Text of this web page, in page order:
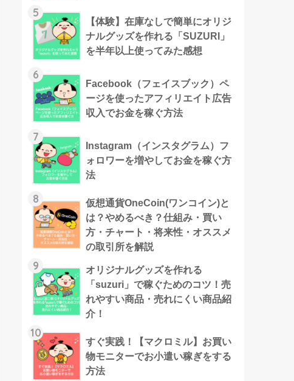
5
【体験】在庫なしで簡単にオリジ
ナルグッズを作れる「SUZURI」
を半年以上使ってみた感想
6
Facebook（フェイスブック）ペ
ージを使ったアフィリエイト広告
収入でお金を稼ぐ方法
7
Instagram（インスタグラム）フ
ォロワーを増やしてお金を稼ぐ方
法
8
仮想通貨OneCoin(ワンコイン)と
は？やめるべき？仕組み・買い
方・チャート・将来性・オススメ
の取引所を解説
9
オリジナルグッズを作れる
「suzuri」で稼ぐためのコツ！売
れやすい商品・売れにくい商品紹
介！
10
すぐ実践！【マクロミル】お買い
物モニターでお小遣い稼ぎをする
方法